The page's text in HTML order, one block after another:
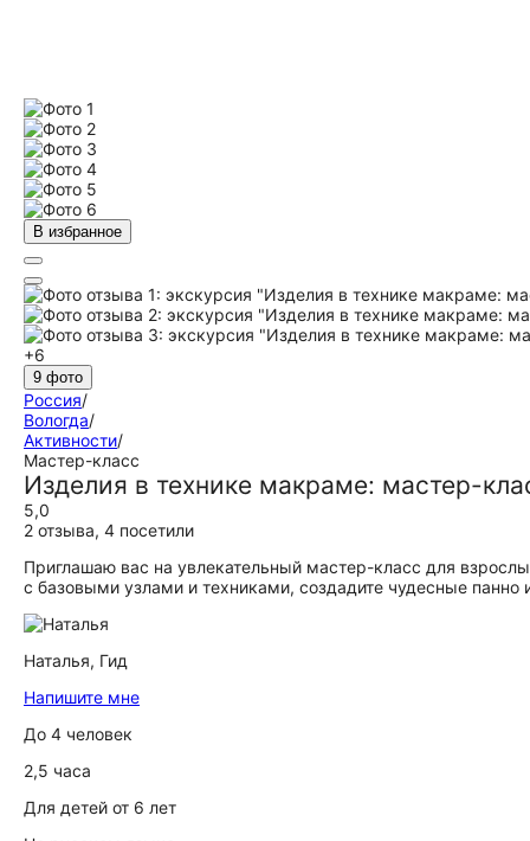
В избранное
+6
9 фото
Россия/
Вологда/
Активности/
Мастер-класс
Изделия в технике макраме: мастер-
5,0
2 отзыва, 4 посетили
Приглашаю вас на увлекательный мастер-класс для
с базовыми узлами и техниками, создадите чудесные панно
Наталья, Гид
Напишите мне
До 4 человек
2,5 часа
Для детей от 6 лет